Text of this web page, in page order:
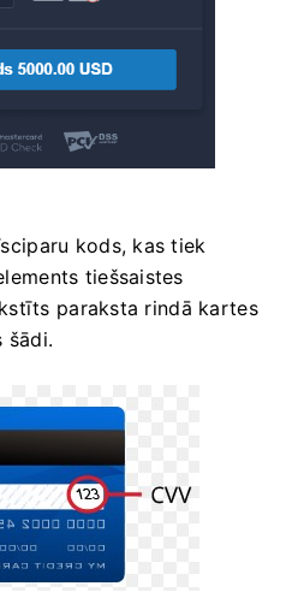
kods, kas tiek
tiešsaistes
paraksta rindā kartes
šādi.